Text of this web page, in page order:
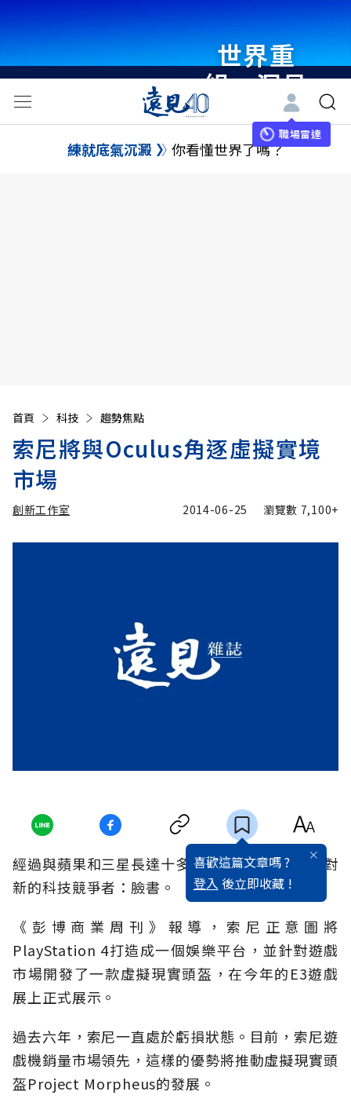
世界重
組・洞見
未來 與
世界領袖
職場雷達
練就底氣沉澱 你看懂世界了嗎？
首頁 科技 趨勢焦點
索尼將與Oculus角逐虛擬實境
市場
創新工作室 2014-06-25 瀏覽數 7,100+
喜歡這篇文章嗎 ?
登入 後立即收藏 !
經過與蘋果和三星長達十多年的競爭，索尼將面對
新的科技競爭者：臉書。
《彭博商業周刊》報導 ，索尼正意圖將
PlayStation 4打造成一個娛樂平台，並針對遊戲
市場開發了一款虛擬現實頭盔，在今年的E3遊戲
展上正式展示。
過去六年，索尼一直處於虧損狀態。目前，索尼遊
戲機銷量市場領先，這樣的優勢將推動虛擬現實頭
盔Project Morpheus的發展。